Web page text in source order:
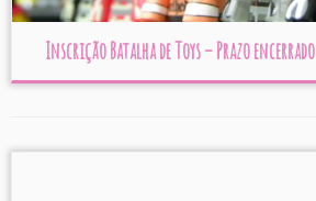
Inscrição Batalha de Toys – Prazo encerrado